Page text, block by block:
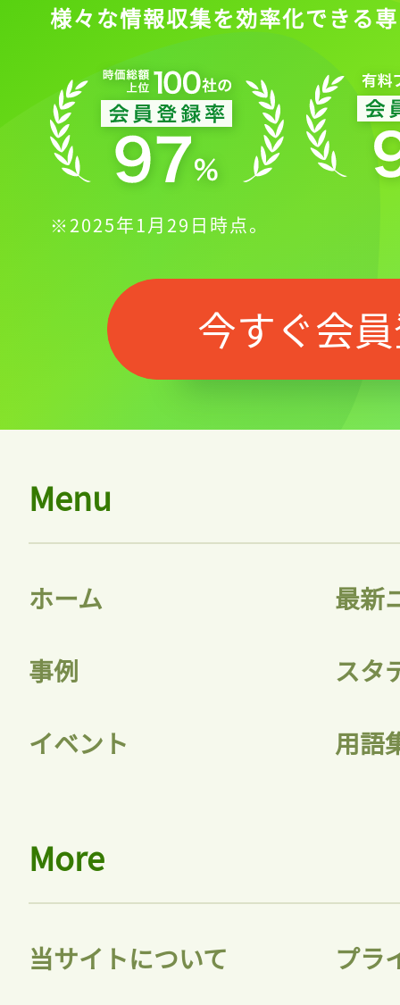
ログインが必
会員登録
様々な情報収集を効率化できる
※2025年1月29日時点。
今すぐ会
Menu
ホーム 最新
事例 スタ
イベント 用語
More
当サイトについて プラ